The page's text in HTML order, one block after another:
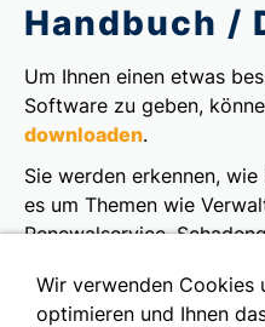
Handbuch /
Um Ihnen einen etwas
Software zu geben,
downloaden.
Sie werden erkennen,
es um Themen wie
Renewalservice,
Wir verwenden Cookies
optimieren und Ihnen